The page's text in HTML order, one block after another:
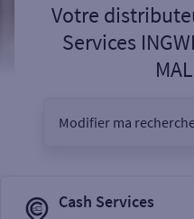
Votre
Services
Modifier ma
Cash Services